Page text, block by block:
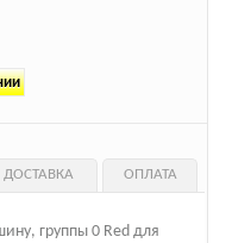
ДОСТАВКА ОПЛАТА
группы 0 Red для